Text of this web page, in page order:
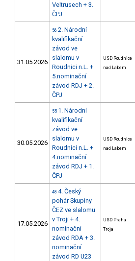
Veltrusech + 3.
ČPJ
31.05.2026
56 2. Národní
kvalifikační
závod ve
slalomu v
Roudnici n.L. +
5.nominační
závod RDJ + 2.
ČPJ
USD Roudnice
nad Labem
30.05.2026
55 1. Národní
kvalifikační
závod ve
slalomu v
Roudnici n.L. +
4.nominační
závod RDJ + 1.
ČPJ
USD Roudnice
nad Labem
17.05.2026
48 4. Český
pohár Skupiny
ČEZ ve slalomu
v Troji + 4.
nominační
závod RDA + 3.
nominační
závod RD U23
USD Praha
Troja